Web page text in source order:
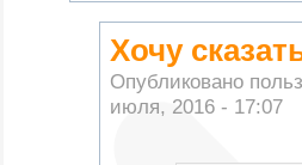
Хочу
Опубликовано
июля, 2016 - 17:07